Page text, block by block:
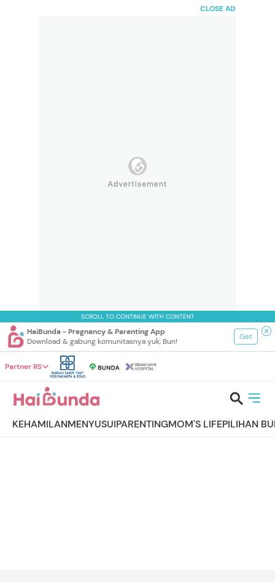
CLOSE AD
SCROLL TO CONTINUE WITH CONTENT
HaiBunda - Pregnancy & Parenting App
Download & gabung komunitasnya yuk, Bun!
Get
Partner RS
KEHAMILANMENYUSUIPARENTINGMOM'S LIFEPILIHAN